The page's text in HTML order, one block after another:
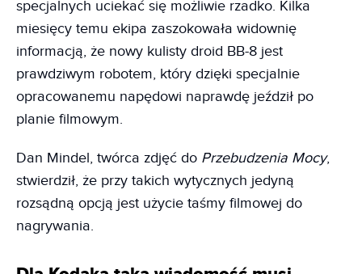
specjalnych uciekać się możliwie rzadko. Kilka
miesięcy temu ekipa zaszokowała widownię
informacją, że nowy kulisty droid BB-8 jest
prawdziwym robotem, który dzięki specjalnie
opracowanemu napędowi naprawdę jeździł po
planie filmowym.
Dan Mindel, twórca zdjęć do Przebudzenia Mocy,
stwierdził, że przy takich wytycznych jedyną
rozsądną opcją jest użycie taśmy filmowej do
nagrywania.